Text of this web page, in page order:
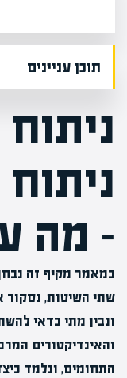
תוכן עניינים
– מה
במאמר מקיף זה
שתי השיטות, נסקור
ונבין מתי כדאי
והאינדיקטורים
התחומים, ונלמד